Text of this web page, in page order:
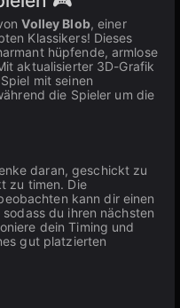
Volley Blob, einer
Klassikers! Dieses
hüpfende, armlose
aktualisierter 3D-Grafik
mit seinen
die Spieler um die
daran, geschickt zu
zu timen. Die
kann dir einen
du ihren nächsten
dein Timing und
gut platzierten